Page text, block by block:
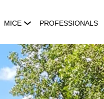
MICE PROFESSIONALS